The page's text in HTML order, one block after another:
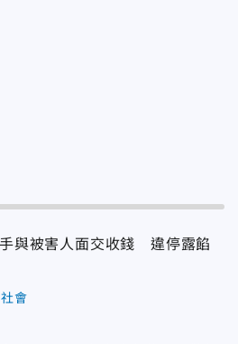
與被害人面交收錢 違停露餡
社會